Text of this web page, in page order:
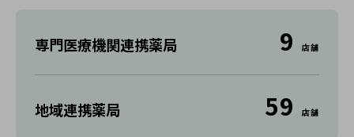
専門医療機関連携薬局 9 店舗
地域連携薬局 59 店舗